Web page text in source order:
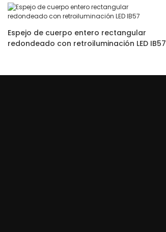
Espejo de cuerpo entero rectangular
redondeado con retroiluminación LED IB57